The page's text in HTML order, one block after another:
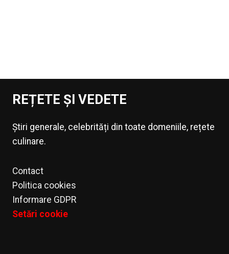
REȚETE ȘI VEDETE
Știri generale, celebrități din toate domeniile, rețete
culinare.
Contact
Politica cookies
Informare GDPR
Setări cookie